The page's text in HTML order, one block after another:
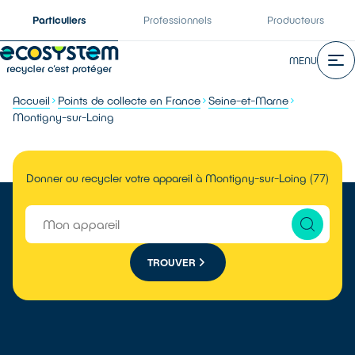
Particuliers Professionnels Producteurs
MENU
Accueil Points de collecte en France Seine-et-Marne
Montigny-sur-Loing
Donner ou recycler votre appareil à Montigny-sur-Loing (77)
TROUVER